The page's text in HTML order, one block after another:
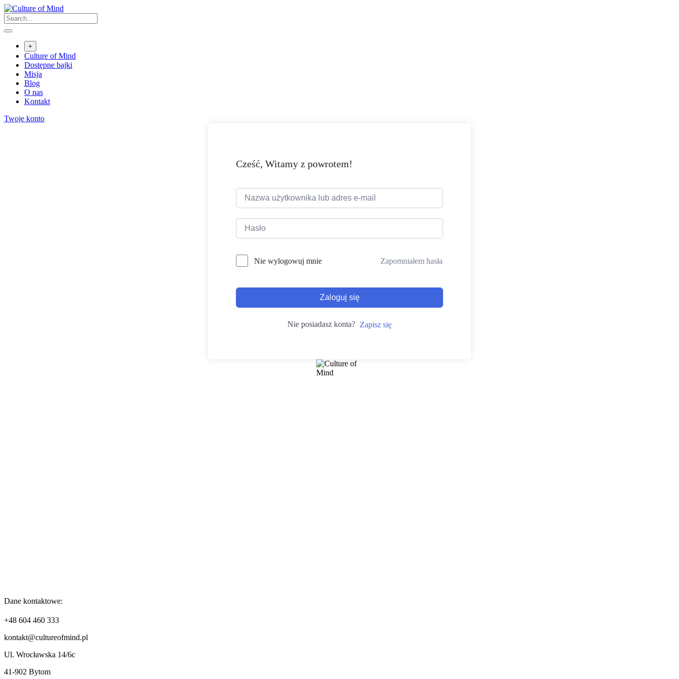
Skip
to
content
+
Culture of Mind
Dostępne bajki
Misja
Blog
O nas
Kontakt
Twoje konto
Cześć, Witamy z powrotem!
Nie wylogowuj mnie Zapomniałem hasła
Zaloguj się
Nie posiadasz konta? Zapisz się
Dane kontaktowe:
+48 604 460 333
kontakt@cultureofmind.pl
Ul. Wrocławska 14/6c
41-902 Bytom